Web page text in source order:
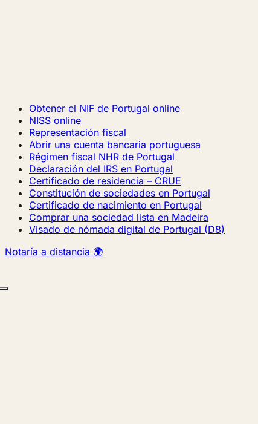
Obtener el NIF de Portugal online
NISS online
Representación fiscal
Abrir una cuenta bancaria portuguesa
Régimen fiscal NHR de Portugal
Declaración del IRS en Portugal
Certificado de residencia – CRUE
Constitución de sociedades en Portugal
Certificado de nacimiento en Portugal
Comprar una sociedad lista en Madeira
Visado de nómada digital de Portugal (D8)
Notaría a distancia 🌍